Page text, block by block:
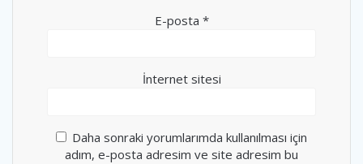
E-posta *
İnternet sitesi
Daha sonraki yorumlarımda kullanılması için
adım, e-posta adresim ve site adresim bu